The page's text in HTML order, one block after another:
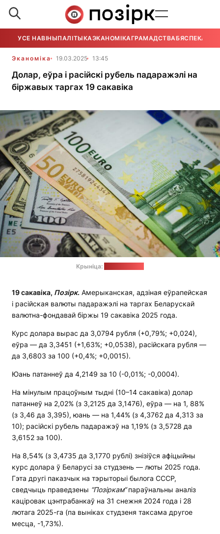
УСЕ НАВІНЫПАЛІТЫКАЭКАНОМІКАГРАМАДСТВАБЯСПЕКА
Эканоміка 19.03.2025 13:45
Долар, еўра і расійскі рубель падаражэлі на
біржавых таргах 19 сакавіка
Крыніца:
19 сакавіка, Позірк. Амерыканская, адзіная еўрапейская
і расійская валюты падаражэлі на таргах Беларускай
валютна-фондавай біржы 19 сакавіка 2025 года.
Курс долара вырас да 3,0794 рубля (+0,79%; +0,024),
еўра — да 3,3451 (+1,63%; +0,0538), расійскага рубля —
да 3,6803 за 100 (+0,4%; +0,0015).
Юань патаннеў да 4,2149 за 10 (-0,01%; -0,0004).
На мінулым працоўным тыдні (10–14 сакавіка) долар
патаннеў на 2,02% (з 3,2125 да 3,1476), еўра — на 1, 88%
(з 3,46 да 3,395), юань — на 1,44% (з 4,3762 да 4,313 за
10); расійскі рубель падаражэў на 1,19% (з 3,5728 да
3,6152 за 100).
На 8,54% (з 3,4735 да 3,1770 рублі) знізіўся афіцыйны
курс долара ў Беларусі за студзень — люты 2025 года.
Гэта другі паказчык на тэрыторыі былога СССР,
сведчыць праведзены “Позіркам“параўнальны аналіз
каціровак цэнтрабанкаў на 31 снежня 2024 года і 28
лютага 2025-га (па выніках студзеня таксама другое
месца, -1,73%).